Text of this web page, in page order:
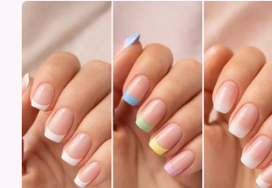
BIENFAITS
PROUVÉS
ET
PROTOCOLE
D’UTILISATION